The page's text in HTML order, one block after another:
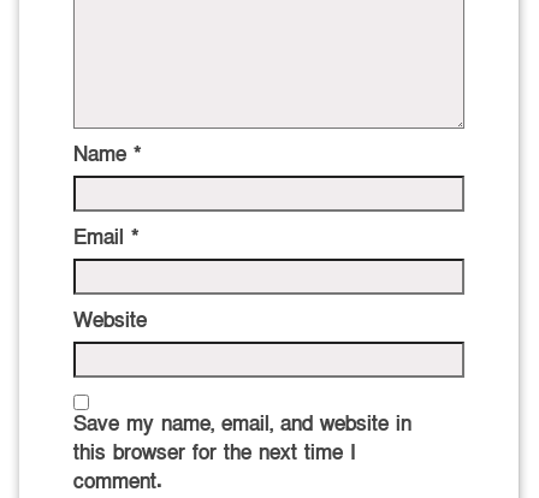
Name *
Email *
Website
Save my name, email, and website in
this browser for the next time I
comment.